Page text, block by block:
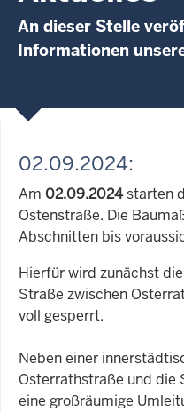
An dieser Stelle
Informationen
02.09.2024:
Am 02.09.2024starten
Ostenstraße. Die
Abschnitten bis
Hierfür wird zunächst
Straße zwischen
voll gesperrt.
Neben einer
Osterrathstraße und die
eine großräumige